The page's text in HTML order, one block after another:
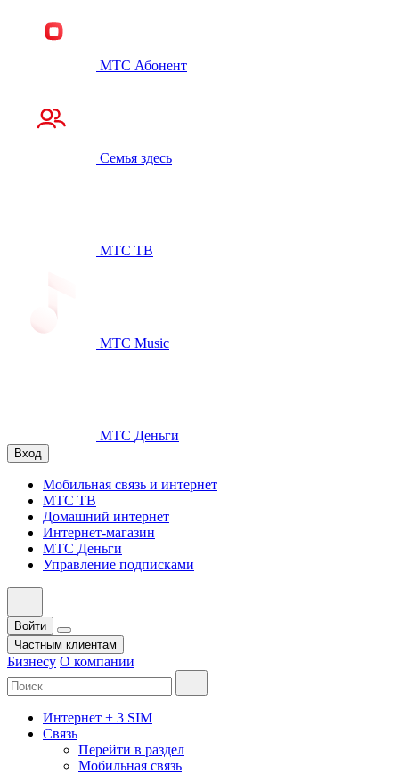
МТС Абонент
Семья здесь
МТС ТВ
МТС Music
МТС Деньги
Вход
Мобильная связь и интернет
МТС ТВ
Домашний интернет
Интернет-магазин
МТС Деньги
Управление подписками
Войти
Частным клиентам
Бизнесу О компании
Интернет + 3 SIM
Связь
Перейти в раздел
Мобильная связь